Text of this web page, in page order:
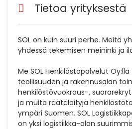
Tietoa yrityksestä
SOL on kuin suuri perhe. Meitä
yhdessä tekemisen meininki ja
Me SOL Henkilöstöpalvelut
teollisuuden ja rakennusalan
henkilöstövuokraus-,
ja muita räätälöityjä
ympäri Suomen. SOL
on yksi logistiikka-alan